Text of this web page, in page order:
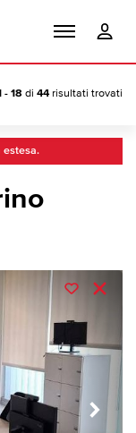
- 18 di 44risultati trovati
estesa.